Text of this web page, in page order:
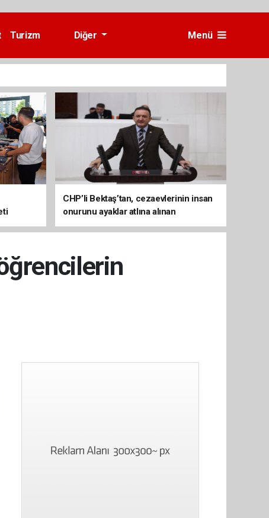
Turizm
Diğer Menü
CHP’li Bektaş’tan, cezaevlerinin insan
onurunu ayaklar atlına alınan
mekânlara dönüşmesine tepki